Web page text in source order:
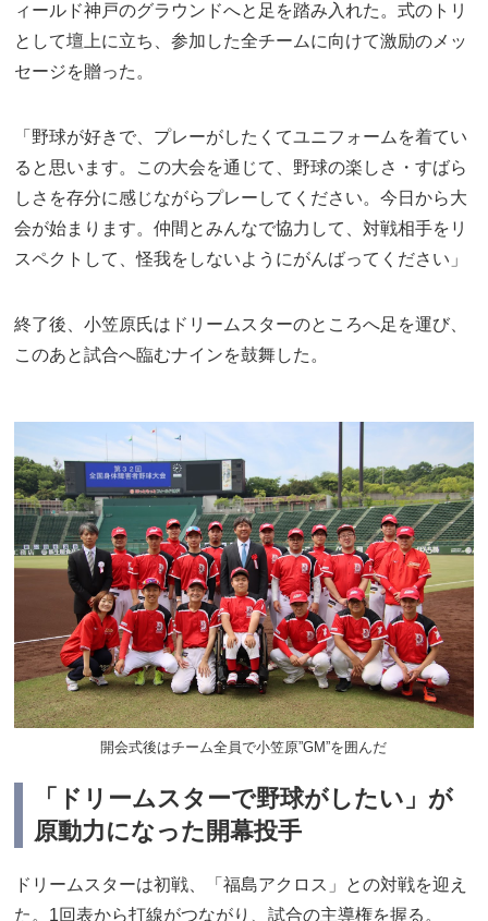
ィールド神戸のグラウンドへと足を踏み入れた。式のトリ
として壇上に立ち、参加した全チームに向けて激励のメッ
セージを贈った。
「野球が好きで、プレーがしたくてユニフォームを着てい
ると思います。この大会を通じて、野球の楽しさ・すばら
しさを存分に感じながらプレーしてください。今日から大
会が始まります。仲間とみんなで協力して、対戦相手をリ
スペクトして、怪我をしないようにがんばってください」
終了後、小笠原氏はドリームスターのところへ足を運び、
このあと試合へ臨むナインを鼓舞した。
開会式後はチーム全員で小笠原”GM”を囲んだ
「ドリームスターで野球がしたい」が
原動力になった開幕投手
ドリームスターは初戦、「福島アクロス」との対戦を迎え
た。1回表から打線がつながり、試合の主導権を握る。